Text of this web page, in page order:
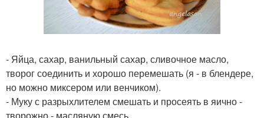
- Яйца, сахар, ванильный сахар, сливочное масло,
творог соединить и хорошо перемешать (я - в блендере,
но можно миксером или венчиком).
- Муку с разрыхлителем смешать и просеять в яично -
творожно - масляную смесь.